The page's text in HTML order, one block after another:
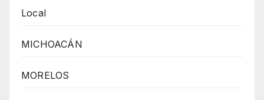
Local
MICHOACÁN
MORELOS